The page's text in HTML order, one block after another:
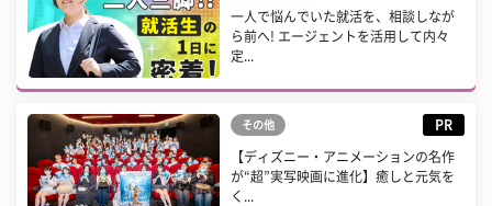
一人で悩んでいた就活を、相談しなが
ら前へ! エージェントを活用して内々
定...
その他 PR
【ディズニー・アニメーションの名作
が“超”実写映画に進化】癒しと元気を
く...